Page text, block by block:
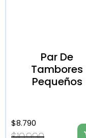
Par De
Tambores
Pequeños
$8.790